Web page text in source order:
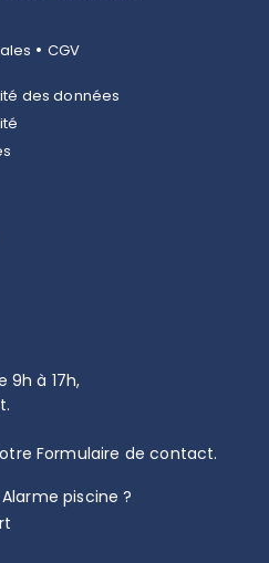
• CGV
des données
9h à 17h,
Formulaire de contact.
piscine ?